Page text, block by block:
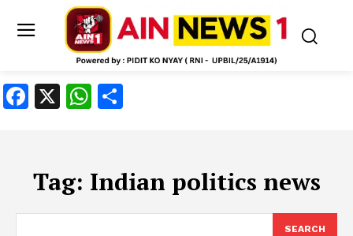
Facebook
X WhatsApp
Tag: Indian politics news
SEARCH